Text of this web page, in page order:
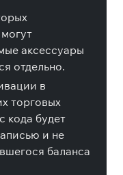
аксессуары
отдельно.
в
торговых
кода будет
и не
баланса